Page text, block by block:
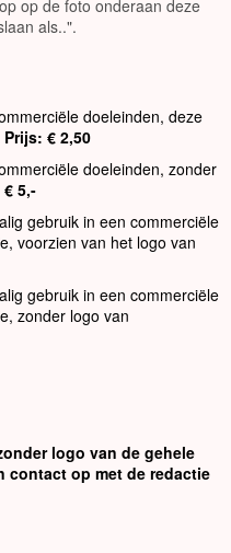
op de foto onderaan deze
als..".
doeleinden, deze
Prijs: € 2,50
doeleinden, zonder
5,-
gebruik in een commerciële
voorzien van het logo van
gebruik in een commerciële
zonder logo van
logo van de gehele
contact op met de redactie